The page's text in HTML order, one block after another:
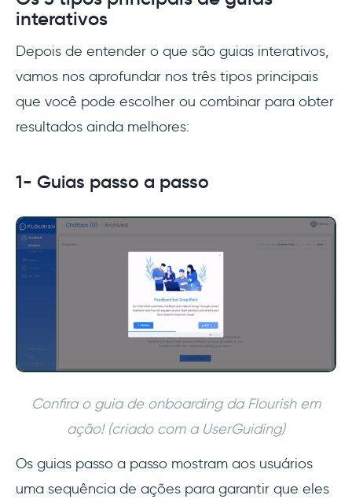
interativos
Depois de entender o que são guias interativos,
vamos nos aprofundar nos três tipos principais
que você pode escolher ou combinar para obter
resultados ainda melhores:
1- Guias passo a passo
Confira o guia de onboarding da Flourish em
ação! (criado com a UserGuiding)
Os guias passo a passo mostram aos usuários
uma sequência de ações para garantir que eles